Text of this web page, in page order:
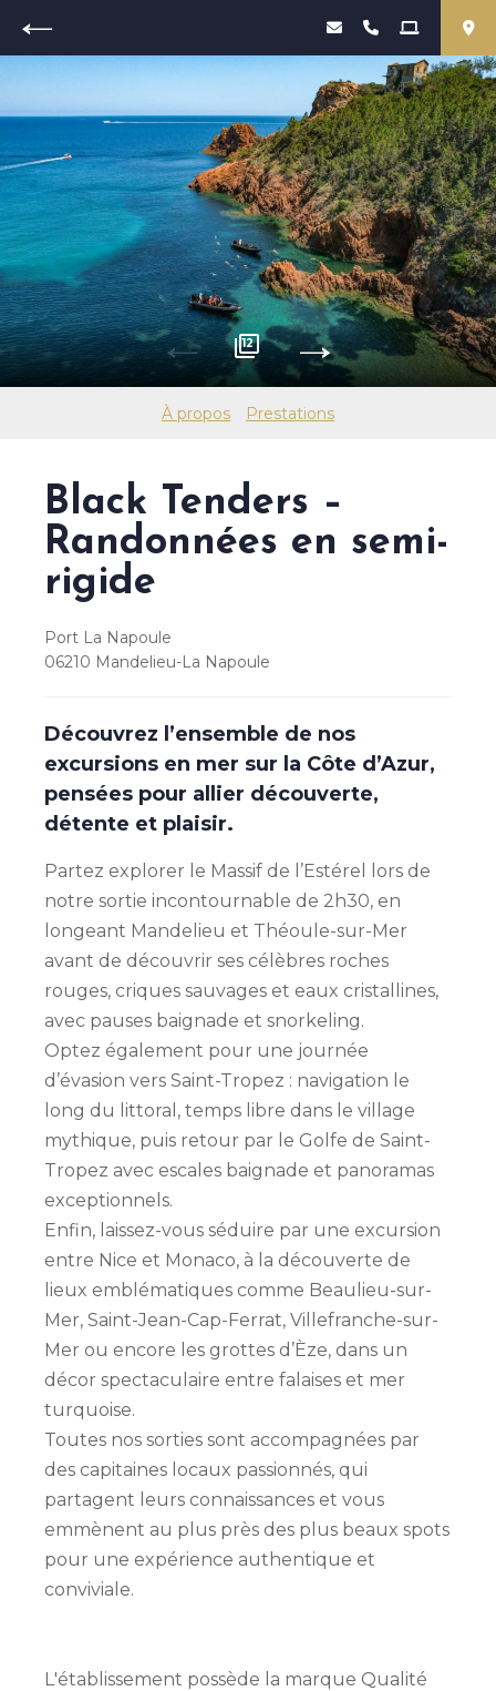
Retour
12
À propos Prestations
Black Tenders –
Randonnées en semi-
rigide
Port La Napoule
06210 Mandelieu-La Napoule
Découvrez l’ensemble de nos
excursions en mer sur la Côte d’Azur,
pensées pour allier découverte,
détente et plaisir.
Partez explorer le Massif de l’Estérel lors de
notre sortie incontournable de 2h30, en
longeant Mandelieu et Théoule-sur-Mer
avant de découvrir ses célèbres roches
rouges, criques sauvages et eaux cristallines,
avec pauses baignade et snorkeling.
Optez également pour une journée
d’évasion vers Saint-Tropez : navigation le
long du littoral, temps libre dans le village
mythique, puis retour par le Golfe de Saint-
Tropez avec escales baignade et panoramas
exceptionnels.
Enfin, laissez-vous séduire par une excursion
entre Nice et Monaco, à la découverte de
lieux emblématiques comme Beaulieu-sur-
Mer, Saint-Jean-Cap-Ferrat, Villefranche-sur-
Mer ou encore les grottes d’Èze, dans un
décor spectaculaire entre falaises et mer
turquoise.
Toutes nos sorties sont accompagnées par
des capitaines locaux passionnés, qui
partagent leurs connaissances et vous
emmènent au plus près des plus beaux spots
pour une expérience authentique et
conviviale.
L'établissement possède la marque Qualité